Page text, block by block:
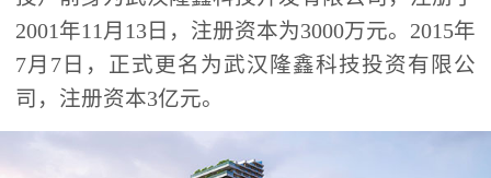
2001年11月13日，注册资本为3000万元。2015年
7月7日，正式更名为武汉隆鑫科技投资有限公
司，注册资本3亿元。